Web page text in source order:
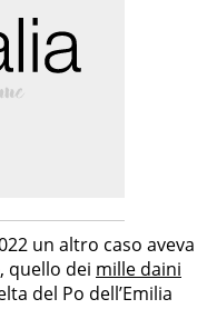
un altro caso aveva
quello dei mille daini
del Po dell’Emilia